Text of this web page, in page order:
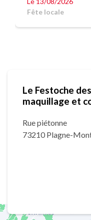
Fête locale
Le Festoche
maquillage et
Rue piétonne
73210 Plagne-